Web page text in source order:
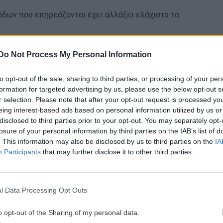
Do Not Process My Personal Information
opt-out of the sale, sharing to third parties, or processing of your
for targeted advertising by us, please use the below opt-out
selection. Please note that after your opt-out request is processed
interest-based ads based on personal information utilized by us
to third parties prior to your opt-out. You may separately
of your personal information by third parties on the IAB’s list of
This information may also be disclosed by us to third parties on the
Participants that may further disclose it to other third parties.
Data Processing Opt Outs
opt-out of the Sharing of my personal data.
που επηρεάζονται έχει αλλάξει ελάχιστα τα
του σε στοιχεία της
εκατομμύρια άνθρωποιεπηρεάστηκαν πέρυσι
πληθυσμού και αποτελεί τονυψηλότερο
.
σε κίνδυνοαυξήθηκεκατά περισσότερο από
και μετά το 2020 είναισυγκρίσιμα μόνο ως
γίνεται με διαφορετική μεθοδολογία.
Ευρωπαϊκή Ένωση, ένα άτομο θεωρείται φτωχό
μικρότερο από το 60% του διάμεσου καθαρού